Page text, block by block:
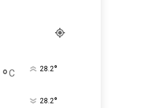
°C 28.2°
28.2°